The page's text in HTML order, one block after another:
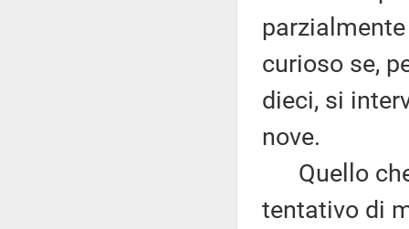
curioso se,
dieci, si
nove.
Quello che
tentativo di